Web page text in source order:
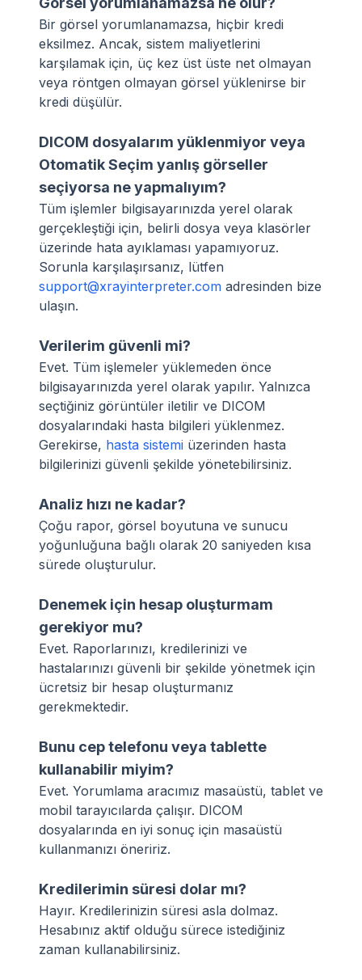
Bir görsel yorumlanamazsa, hiçbir kredi
eksilmez. Ancak, sistem maliyetlerini
karşılamak için, üç kez üst üste net olmayan
veya röntgen olmayan görsel yüklenirse bir
kredi düşülür.
DICOM dosyalarım yüklenmiyor veya
Otomatik Seçim yanlış görseller
seçiyorsa ne yapmalıyım?
Tüm işlemler bilgisayarınızda yerel olarak
gerçekleştiği için, belirli dosya veya klasörler
üzerinde hata ayıklaması yapamıyoruz.
Sorunla karşılaşırsanız, lütfen
support@xrayinterpreter.com adresinden bize
ulaşın.
Verilerim güvenli mi?
Evet. Tüm işlemeler yüklemeden önce
bilgisayarınızda yerel olarak yapılır. Yalnızca
seçtiğiniz görüntüler iletilir ve DICOM
dosyalarındaki hasta bilgileri yüklenmez.
Gerekirse, hasta sistemi üzerinden hasta
bilgilerinizi güvenli şekilde yönetebilirsiniz.
Analiz hızı ne kadar?
Çoğu rapor, görsel boyutuna ve sunucu
yoğunluğuna bağlı olarak 20 saniyeden kısa
sürede oluşturulur.
Denemek için hesap oluşturmam
gerekiyor mu?
Evet. Raporlarınızı, kredilerinizi ve
hastalarınızı güvenli bir şekilde yönetmek için
ücretsiz bir hesap oluşturmanız
gerekmektedir.
Bunu cep telefonu veya tablette
kullanabilir miyim?
Evet. Yorumlama aracımız masaüstü, tablet ve
mobil tarayıcılarda çalışır. DICOM
dosyalarında en iyi sonuç için masaüstü
kullanmanızı öneririz.
Kredilerimin süresi dolar mı?
Hayır. Kredilerinizin süresi asla dolmaz.
Hesabınız aktif olduğu sürece istediğiniz
zaman kullanabilirsiniz.